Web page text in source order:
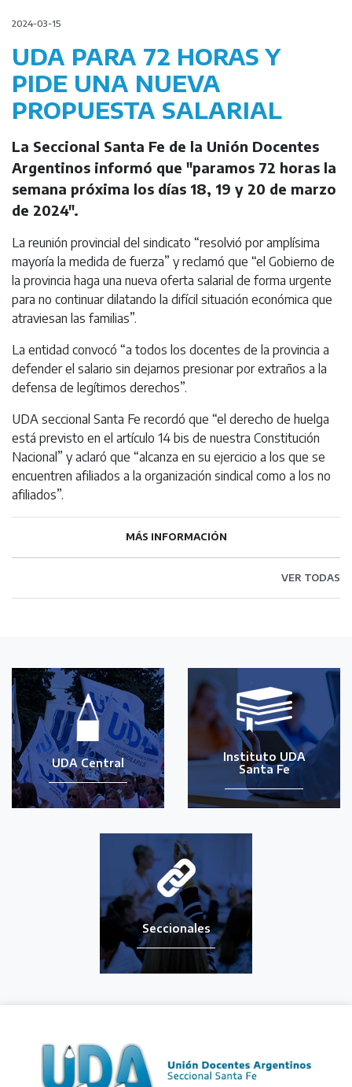
2024-03-15
UDA PARA 72 HORAS Y
PIDE UNA NUEVA
PROPUESTA SALARIAL
La Seccional Santa Fe de la Unión Docentes
Argentinos informó que "paramos 72 horas la
semana próxima los días 18, 19 y 20 de marzo
de 2024".
La reunión provincial del sindicato “resolvió por amplísima
mayoría la medida de fuerza” y reclamó que “el Gobierno de
la provincia haga una nueva oferta salarial de forma urgente
para no continuar dilatando la difícil situación económica que
atraviesan las familias”.
La entidad convocó “a todos los docentes de la provincia a
defender el salario sin dejarnos presionar por extraños a la
defensa de legítimos derechos”.
UDA seccional Santa Fe recordó que “el derecho de huelga
está previsto en el artículo 14 bis de nuestra Constitución
Nacional” y aclaró que “alcanza en su ejercicio a los que se
encuentren afiliados a la organización sindical como a los no
afiliados”.
MÁS INFORMACIÓN
VER TODAS
UDA Central
Instituto UDA
Santa Fe
Seccionales